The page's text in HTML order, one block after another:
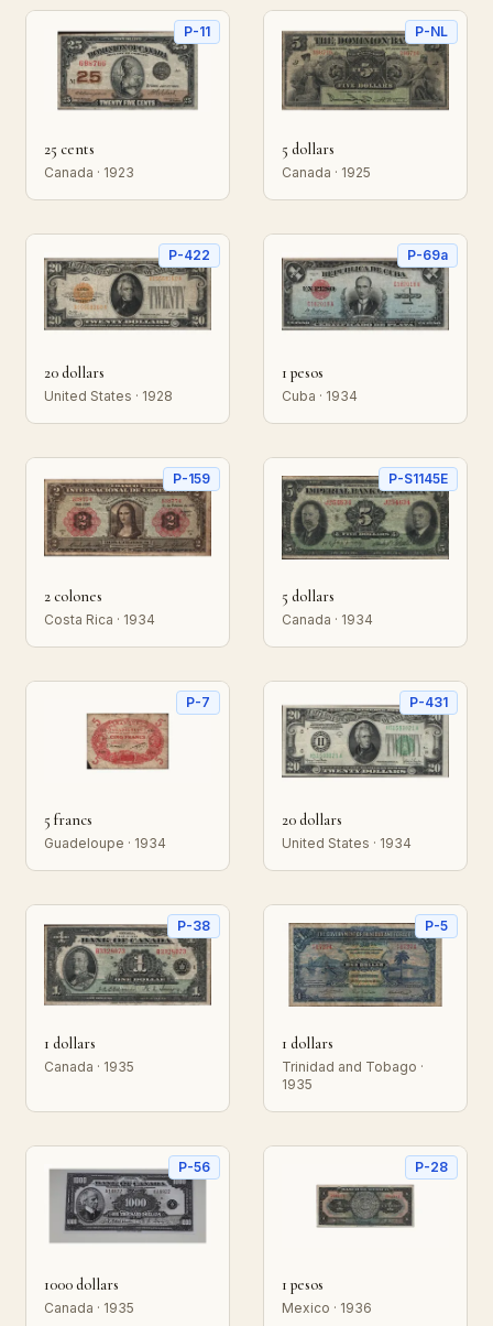
P-11
25 cents
Canada · 1923
P-NL
5 dollars
Canada · 1925
P-422
20 dollars
United States · 1928
P-69a
1 pesos
Cuba · 1934
P-159
2 colones
Costa Rica · 1934
P-S1145E
5 dollars
Canada · 1934
P-7
5 francs
Guadeloupe · 1934
P-431
20 dollars
United States · 1934
P-38
1 dollars
Canada · 1935
P-5
1 dollars
Trinidad and Tobago ·
1935
P-56
1000 dollars
Canada · 1935
P-28
1 pesos
Mexico · 1936